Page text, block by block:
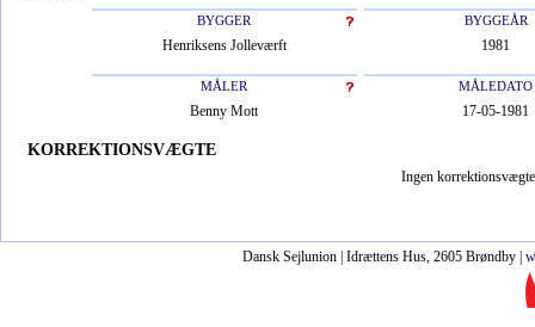
BYGGER BYGGEÅR
Henriksens Jolleværft 1981
MÅLER MÅLEDATO
Benny Mott 17-05-1981
KORREKTIONSVÆGTE
Ingen
Dansk Sejlunion | Idrættens Hus, 2605 Brøndby |